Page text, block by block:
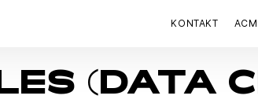
KONTAKT
(DATA